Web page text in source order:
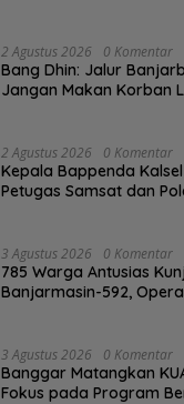
2 Agustus 2026 0 Komentar
Bang Dhin: Jalur
Jangan Makan Korban
2 Agustus 2026 0 Komentar
Kepala Bappenda
Petugas Samsat dan
3 Agustus 2026 0 Komentar
785 Warga Antusias
Banjarmasin-592,
3 Agustus 2026 0 Komentar
‎Banggar Matangkan
Fokus pada Program